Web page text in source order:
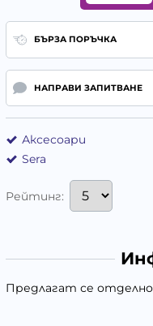
БЪРЗА ПОРЪЧКА
НАПРАВИ ЗАПИТВАНЕ
Аксесоари
Sera
Рейтинг:
Предлагат се отделно